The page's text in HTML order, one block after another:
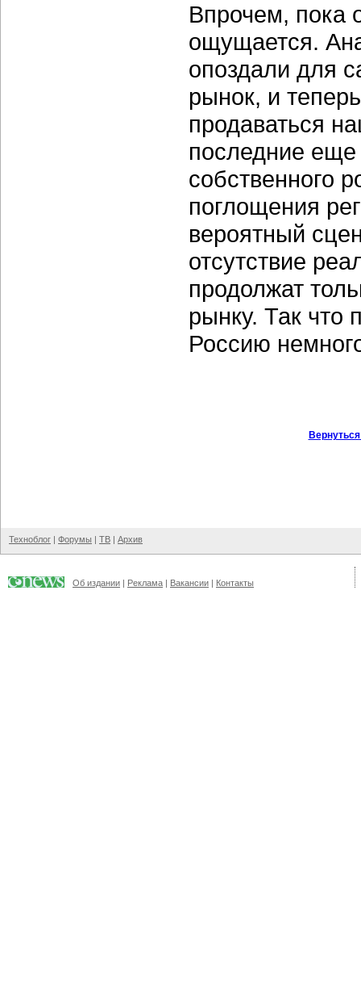
Впрочем, пока
ощущается.
опоздали для
рынок, и
продаваться
последние
собственного
поглощения
вероятный
отсутствие
продолжат
рынку. Так что
Россию
Техноблог | Форумы | ТВ | Архив
Об издании | Реклама | Вакансии | Контакты